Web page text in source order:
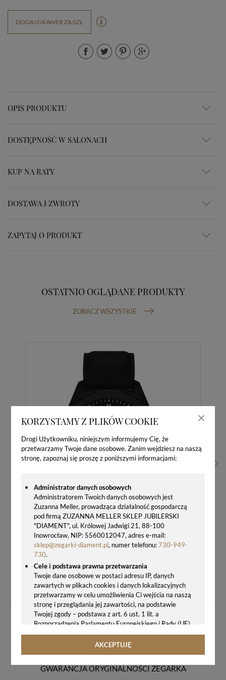
KORZYSTAMY Z PLIKÓW COOKIE
Drogi Użytkowniku, niniejszym informujemy Cię, że
przetwarzamy Twoje dane osobowe. Zanim wejdziesz na naszą
stronę, zapoznaj się proszę z poniższymi informacjami:
Administrator danych osobowych
Administratorem Twoich danych osobowych jest
Zuzanna Meller, prowadząca działalność gospodarczą
pod firmą ZUZANNA MELLER SKLEP JUBILERSKI
"DIAMENT", ul. Królowej Jadwigi 21, 88-100
Inowrocław, NIP: 5560012047, adres e-mail:
sklep@zegarki-diament.pl, numer telefonu:730-949-
730.
Cele i podstawa prawna przetwarzania
Twoje dane osobowe w postaci adresu IP, danych
zawartych w plikach cookies i danych lokalizacyjnych
przetwarzamy w celu umożliwienia Ci wejścia na naszą
stronę i przeglądania jej zawartości, na podstawie
Twojej zgody – podstawa z art. 6 ust. 1 lit. a
Rozporządzenia Parlamentu Europejskiego i Rady (UE)
2016/679 z 27.04.2016 r. w sprawie ochrony osób
fizycznych w związku z przetwarzaniem danych
rozporządzenie o ochronie danych, tj. RODO).
AKCEPTUJĘ
DODAJ GRAWER ZA 0ZŁ
OPIS PRODUKTU
DOSTĘPNOŚĆ W SALONACH
KUP NA RATY
DOSTAWA I ZWROTY
ZAPYTAJ O PRODUKT
OSTATNIO OGLĄDANE PRODUKTY
ZOBACZ WSZYSTKIE
2200,00 zł
GWARANCJA ORYGINALNOŚCI ZEGARKA